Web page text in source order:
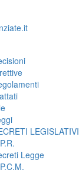
LEGISLATIVI
Legge